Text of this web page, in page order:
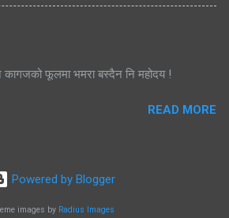
कागजको फूलमा भमरा बस्दैन नि महोदय !
READ MORE
Powered by Blogger
images by Radius Images